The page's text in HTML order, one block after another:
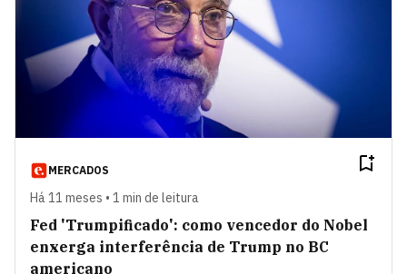
MERCADOS
Há 11 meses • 1 min de leitura
Fed 'Trumpificado': como vencedor do Nobel
enxerga interferência de Trump no BC
americano